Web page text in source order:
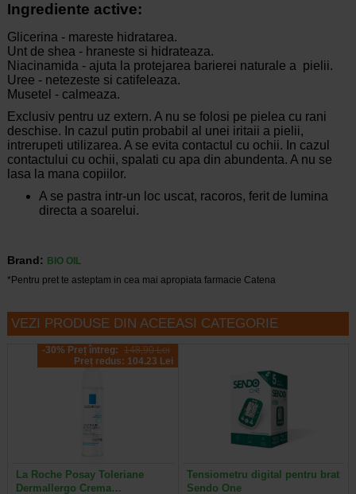
Ingrediente active:
Glicerina - mareste hidratarea.
Unt de shea - hraneste si hidrateaza.
Niacinamida - ajuta la protejarea barierei naturale a pielii.
Uree - netezeste si catifeleaza.
Musetel - calmeaza.
Exclusiv pentru uz extern. A nu se folosi pe pielea cu rani
deschise. In cazul putin probabil al unei iritaii a pielii,
intrerupeti utilizarea. A se evita contactul cu ochii. In cazul
contactului cu ochii, spalati cu apa din abundenta. A nu se
lasa la mana copiilor.
A se pastra intr-un loc uscat, racoros, ferit de lumina
directa a soarelui.
Brand:
BIO OIL
*Pentru pret te asteptam in cea mai apropiata farmacie Catena
VEZI PRODUSE DIN ACEEASI CATEGORIE
-30% Preț întreg: 148,90 Lei
Preț redus: 104.23 Lei
La Roche Posay Toleriane
Dermallergo Crema…
Tensiometru digital pentru brat
Sendo One